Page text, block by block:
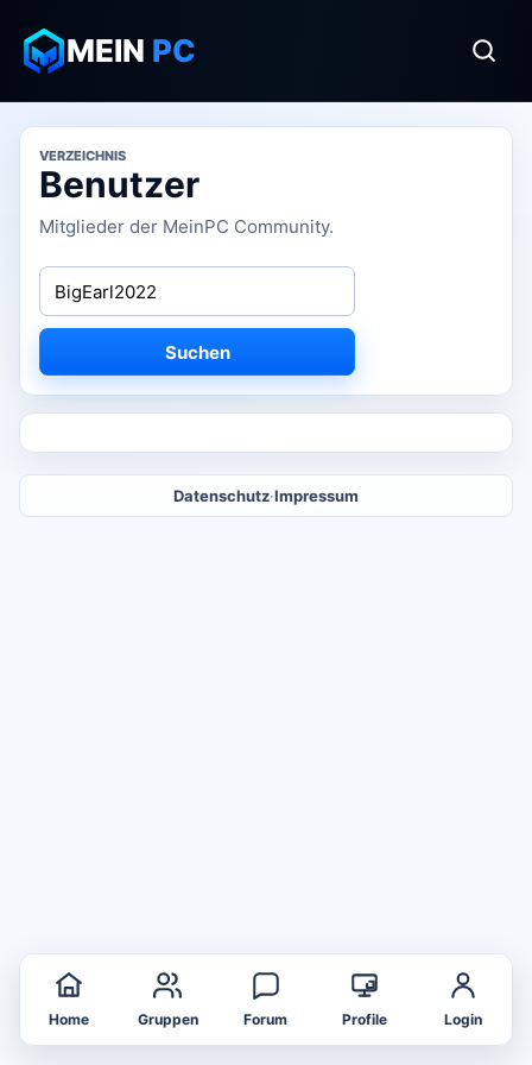
MEIN PC
VERZEICHNIS
Benutzer
Mitglieder der MeinPC Community.
Suchen
Datenschutz·Impressum
Home Gruppen Forum Profile Login